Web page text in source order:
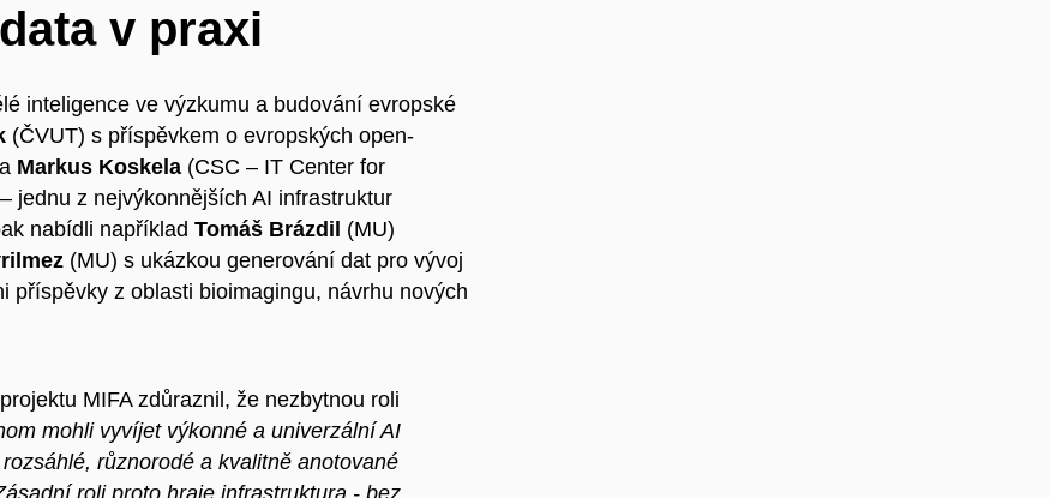
v praxi
inteligence ve výzkumu a budování evropské
(ČVUT) s příspěvkem o evropských open-
Markus Koskela (CSC – IT Center for
jednu z nejvýkonnějších AI infrastruktur
nabídli například Tomáš Brázdil (MU)
(MU) s ukázkou generování dat pro vývoj
příspěvky z oblasti bioimagingu, návrhu nových
MIFA zdůraznil, že nezbytnou roli
mohli vyvíjet výkonné a univerzální AI
různorodé a kvalitně anotované
roli proto hraje infrastruktura - bez